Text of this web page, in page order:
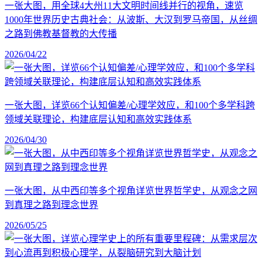
一张大图，用全球4大州11大文明时间线并行的视角，速览
1000年世界历史古典社会：从波斯、大汉到罗马帝国，从丝绸
之路到佛教基督教的大传播
2026/04/22
一张大图，详览66个认知偏差/心理学效应，和100个多学科跨
领域关联理论，构建底层认知和高效实践体系
2026/04/30
一张大图，从中西印等多个视角详览世界哲学史，从观念之网
到真理之路到理念世界
2026/05/25